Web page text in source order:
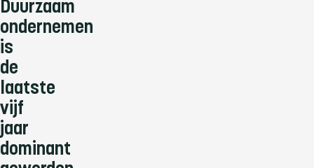
Duurzaam
ondernemen
is
de
laatste
vijf
jaar
dominant